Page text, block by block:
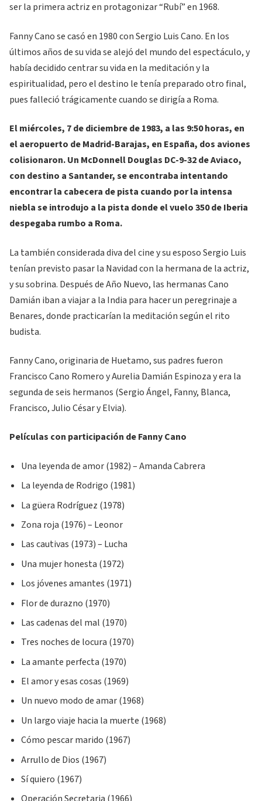
ser la primera actriz en protagonizar “Rubí” en 1968.
Fanny Cano se casó en 1980 con Sergio Luis Cano. En los
últimos años de su vida se alejó del mundo del espectáculo, y
había decidido centrar su vida en la meditación y la
espiritualidad, pero el destino le tenía preparado otro final,
pues falleció trágicamente cuando se dirigía a Roma.
El miércoles, 7 de diciembre de 1983, a las 9:50 horas, en
el aeropuerto de Madrid-Barajas, en España, dos aviones
colisionaron. Un McDonnell Douglas DC-9-32 de Aviaco,
con destino a Santander, se encontraba intentando
encontrar la cabecera de pista cuando por la intensa
niebla se introdujo a la pista donde el vuelo 350 de Iberia
despegaba rumbo a Roma.
La también considerada diva del cine y su esposo Sergio Luis
tenían previsto pasar la Navidad con la hermana de la actriz,
y su sobrina. Después de Año Nuevo, las hermanas Cano
Damián iban a viajar a la India para hacer un peregrinaje a
Benares, donde practicarían la meditación según el rito
budista.
Fanny Cano, originaria de Huetamo, sus padres fueron
Francisco Cano Romero y Aurelia Damián Espinoza y era la
segunda de seis hermanos (Sergio Ángel, Fanny, Blanca,
Francisco, Julio César y Elvia).
Películas con participación de Fanny Cano
Una leyenda de amor (1982) – Amanda Cabrera
La leyenda de Rodrigo (1981)
La güera Rodríguez (1978)
Zona roja (1976) – Leonor
Las cautivas (1973) – Lucha
Una mujer honesta (1972)
Los jóvenes amantes (1971)
Flor de durazno (1970)
Las cadenas del mal (1970)
Tres noches de locura (1970)
La amante perfecta (1970)
El amor y esas cosas (1969)
Un nuevo modo de amar (1968)
Un largo viaje hacia la muerte (1968)
Cómo pescar marido (1967)
Arrullo de Dios (1967)
Sí quiero (1967)